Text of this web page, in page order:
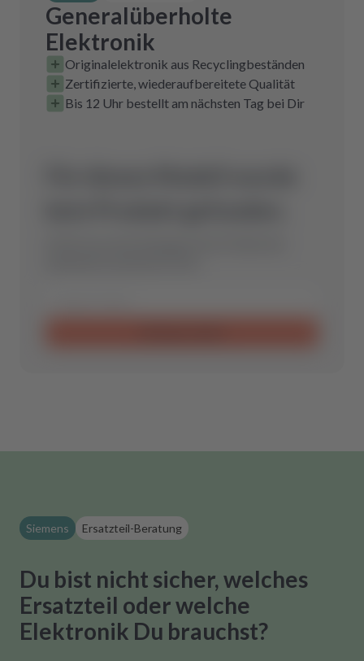
Generalüberholte
Elektronik
Originalelektronik aus Recyclingbeständen
Zertifizierte, wiederaufbereitete Qualität
Bis 12 Uhr bestellt am nächsten Tag bei Dir
Siemens Ersatzteil-Beratung
Du bist nicht sicher, welches
Ersatzteil oder welche
Elektronik Du brauchst?